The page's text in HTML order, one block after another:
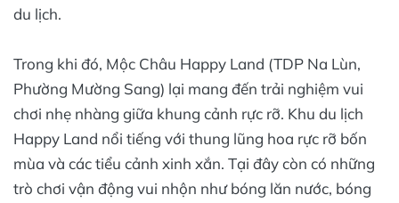
du lịch.
Trong khi đó, Mộc Châu Happy Land (TDP Na Lùn,
Phường Mường Sang) lại mang đến trải nghiệm vui
chơi nhẹ nhàng giữa khung cảnh rực rỡ. Khu du lịch
Happy Land nổi tiếng với thung lũng hoa rực rỡ bốn
mùa và các tiểu cảnh xinh xắn. Tại đây còn có những
trò chơi vận động vui nhộn như bóng lăn nước, bóng